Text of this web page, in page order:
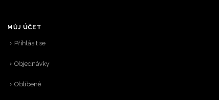
MŮJ ÚČET
Přihlásit se
Objednávky
Oblíbené